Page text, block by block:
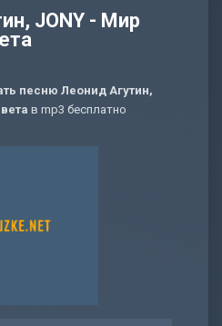
JONY - Мир
песню Леонид Агутин,
в mp3 бесплатно